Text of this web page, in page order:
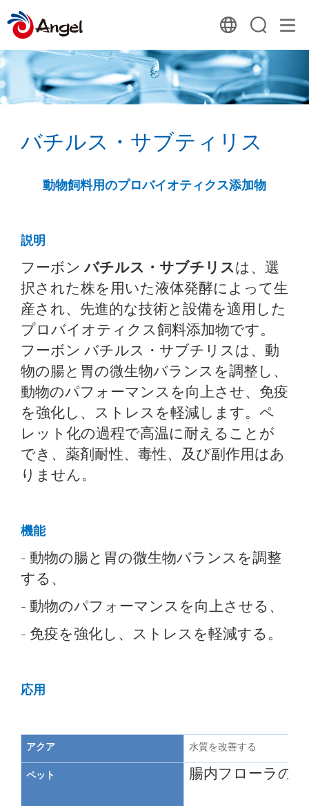
バチルス・サブティリス
動物飼料用のプロバイオティクス添加物
説明
フーボンバチルス・サブチリスは、選
択された株を用いた液体発酵によって生
産され、先進的な技術と設備を適用した
プロバイオティクス飼料添加物です。
フーボン バチルス・サブチリスは、動
物の腸と胃の微生物バランスを調整し、
動物のパフォーマンスを向上させ、免疫
を強化し、ストレスを軽減します。ペ
レット化の過程で高温に耐えることが
でき、薬剤耐性、毒性、及び副作用はあ
りません。
機能
- 動物の腸と胃の微生物バランスを調整
する、
- 動物のパフォーマンスを向上させる、
- 免疫を強化し、ストレスを軽減する。
応用
アクア 水質を改善する
ペット 腸内フローラの